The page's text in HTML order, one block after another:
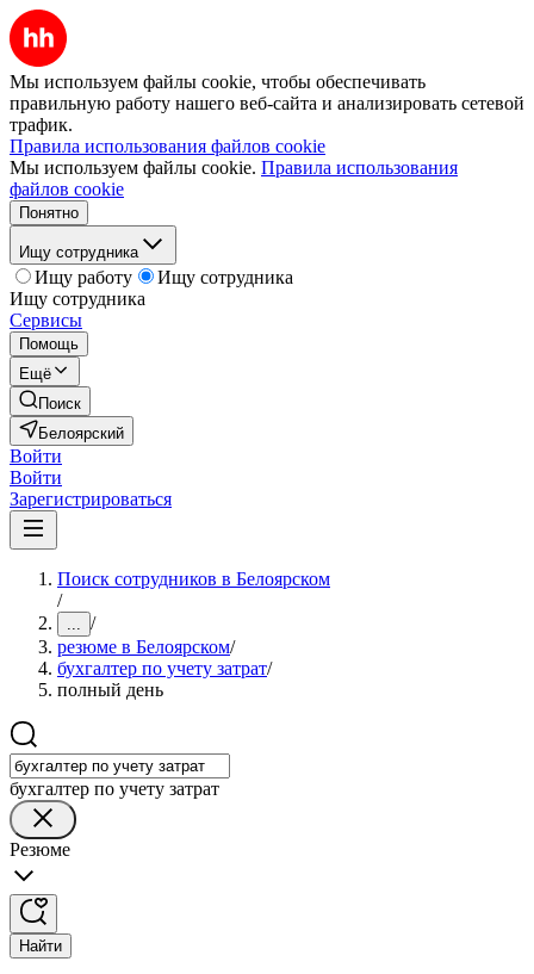
Мы используем файлы cookie, чтобы обеспечивать
правильную работу нашего веб-сайта и анализировать сетевой
трафик.
Правила использования файлов cookie
Мы используем файлы cookie. Правила использования
файлов cookie
Понятно
Ищу сотрудника
Ищу работу
Ищу сотрудника
Ищу сотрудника
Сервисы
Помощь
Ещё
Поиск
Белоярский
Войти
Войти
Зарегистрироваться
Поиск сотрудников в Белоярском
/
... /
резюме в Белоярском/
бухгалтер по учету затрат/
полный день
бухгалтер по учету затрат
Резюме
Найти